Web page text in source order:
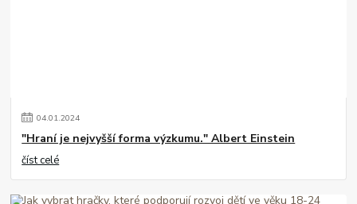
04.01.2024
"Hraní je nejvyšší forma výzkumu." Albert Einstein
číst celé